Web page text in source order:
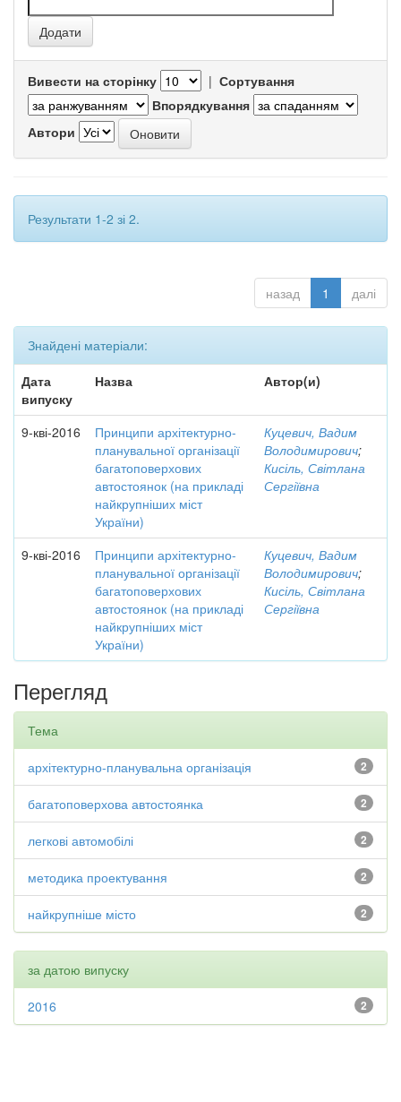
Вивести на сторінку | Сортування
Впорядкування
Автори
Результати 1-2 зі 2.
назад 1 далі
Знайдені матеріали:
Дата
випуску
Назва Автор(и)
9-кві-2016
Принципи архітектурно-
планувальної організації
багатоповерхових
автостоянок (на прикладі
найкрупніших міст
України)
Куцевич, Вадим
Володимирович;
Кисіль, Світлана
Сергіївна
9-кві-2016
Принципи архітектурно-
планувальної організації
багатоповерхових
автостоянок (на прикладі
найкрупніших міст
України)
Куцевич, Вадим
Володимирович;
Кисіль, Світлана
Сергіївна
Перегляд
Тема
2
архітектурно-планувальна організація
2
багатоповерхова автостоянка
2
легкові автомобілі
2
методика проектування
2
найкрупніше місто
за датою випуску
2
2016